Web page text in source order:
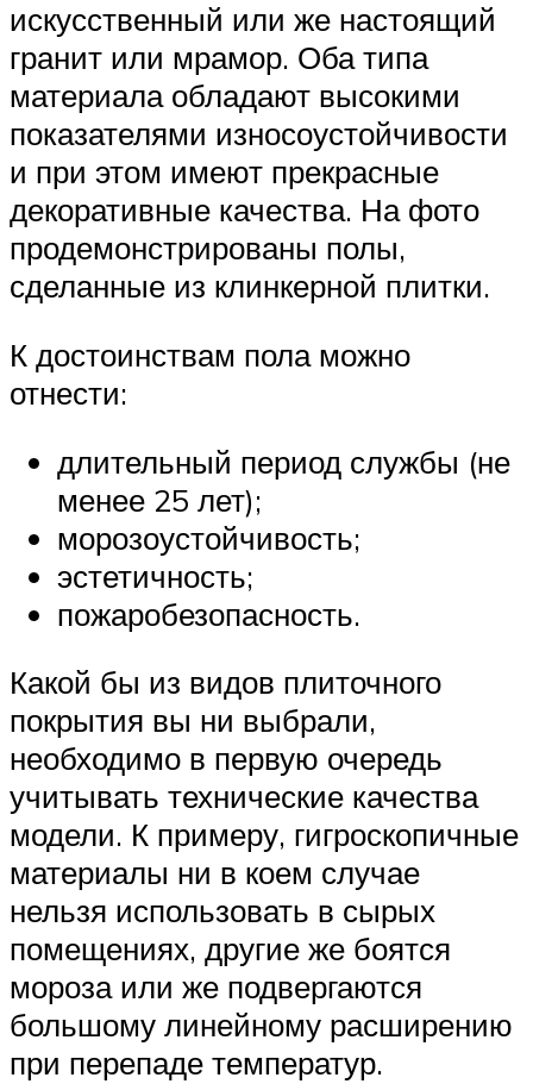
искусственный или же настоящий
гранит или мрамор. Оба типа
материала обладают высокими
показателями износоустойчивости
и при этом имеют прекрасные
декоративные качества. На фото
продемонстрированы полы,
сделанные из клинкерной плитки.
К достоинствам пола можно
отнести:
длительный период службы (не
менее 25 лет);
морозоустойчивость;
эстетичность;
пожаробезопасность.
Какой бы из видов плиточного
покрытия вы ни выбрали,
необходимо в первую очередь
учитывать технические качества
модели. К примеру, гигроскопичные
материалы ни в коем случае
нельзя использовать в сырых
помещениях, другие же боятся
мороза или же подвергаются
большому линейному расширению
при перепаде температур.